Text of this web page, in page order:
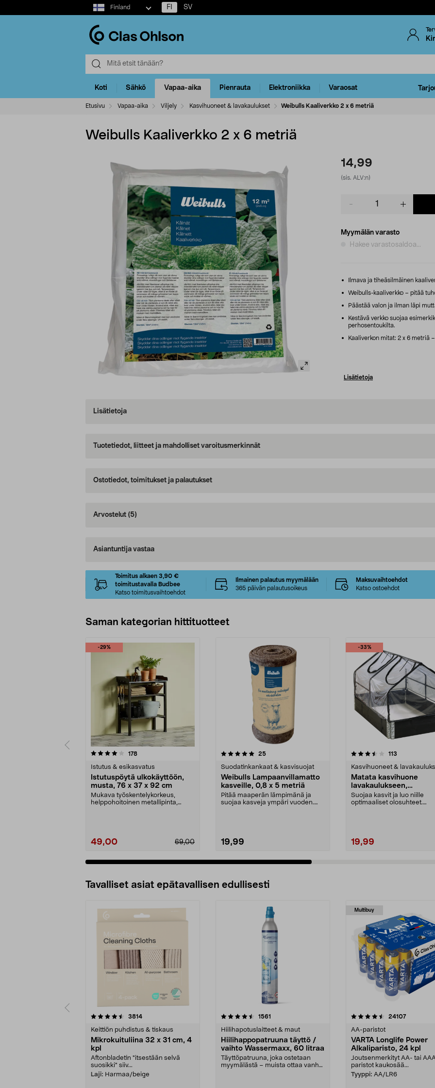
Select
market
Finland FI SV
Koti Sähkö Vapaa-aika Pienrauta Elektroniikka Varaosat
Etusivu Vapaa-aika Viljely Kasvihuoneet & lavakaulukset Weibulls Kaaliverkko 2 x 6 metriä
Weibulls Kaaliverkko 2 x 6 metriä
14,99
(sis. ALV:n)
Myymälän varasto
Hakee varastosaldoa...
Ilmava ja tiheäsilmäinen
Weibulls-kaaliverkko – pitää
Päästää valon ja ilman läpi
Kestävä verkko suojaa
perhosentoukilta.
Kaaliverkon mitat: 2 x 6 metriä
Lisätietoja
Lisätietoja
Tuotetiedot, liitteet ja mahdolliset varoitusmerkinnät
Ostotiedot, toimitukset ja palautukset
Arvostelut (5)
Asiantuntija vastaa
Toimitus alkaen 3,90 €
toimitustavalla Budbee
Katso toimitusvaihtoehdot
Ilmainen palautus myymälään
365 päivän palautusoikeus
Maksuvaihtoehdot
Katso ostoehdot
Saman kategorian hittituotteet
-29%
178arvostelut
Istutus & esikasvatus
Istutuspöytä ulkokäyttöön,
musta, 76 x 37 x 92 cm
Mukava työskentelykorkeus,
helppohoitoinen metallipinta,
49,00 69,00
5.0 viidestä
25arvostelut
Suodatinkankaat & kasvisuojat
Weibulls Lampaanvillamatto
kasveille, 0,8 x 5 metriä
Pitää maaperän lämpimänä ja
suojaa kasveja ympäri vuoden.
19,99
-33%
3.5 viidestä
113
Kasvihuoneet &
Matata kasvihuone
lavakaulukseen,
muovipäällys, 120 x 80
cm
Suojaa kasvit ja luo niille
optimaaliset olosuhteet.
19,99
4.5 viidestä
Tavalliset asiat epätavallisen edullisesti
3814arvostelut
Keittiön puhdistus & tiskaus
Mikrokuituliina 32 x 31 cm, 4
kpl
Aftonbladetin "itsestään selvä
suosikki" siiv...
Laji: Harmaa/beige
4.5viidestä
1561
Hiilihapotuslaitteet & maut
Hiilihappopatruuna täyttö /
vaihto Wassermaxx, 60 litraa
Täyttöpatruuna, joka ostetaan
myymälästä – muista ottaa vanha
Multibuy
4.5viidestä
24107arvostelut
AA-paristot
VARTA Longlife Power
Alkaliparisto, 24 kpl
Joutsenmerkityt AA- tai
paristot kaukosää...
Tyyppi: AA/LR6
4.5viidestä